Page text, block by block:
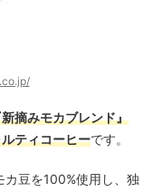
摘みモカブレンド』
ティコーヒーです。
豆を100%使用し、独